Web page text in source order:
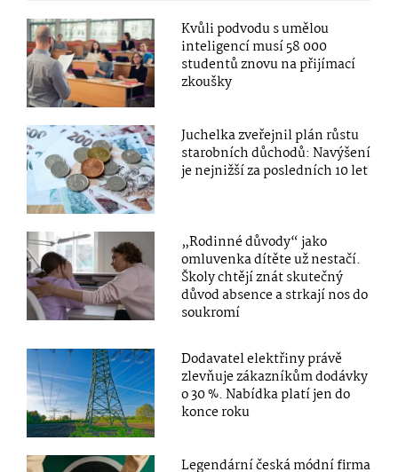
Kvůli podvodu s umělou
inteligencí musí 58 000
studentů znovu na přijímací
zkoušky
Juchelka zveřejnil plán růstu
starobních důchodů: Navýšení
je nejnižší za posledních 10 let
„Rodinné důvody“ jako
omluvenka dítěte už nestačí.
Školy chtějí znát skutečný
důvod absence a strkají nos do
soukromí
Dodavatel elektřiny právě
zlevňuje zákazníkům dodávky
o 30 %. Nabídka platí jen do
konce roku
Legendární česká módní firma